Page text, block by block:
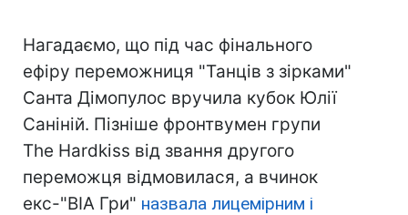
Нагадаємо, що під час фінального
ефіру переможниця "Танців з зірками"
Санта Дімопулос вручила кубок Юлії
Саніній. Пізніше фронтвумен групи
The Hardkiss від звання другого
переможця відмовилася, а вчинок
екс-"ВІА Гри" назвала лицемірним і